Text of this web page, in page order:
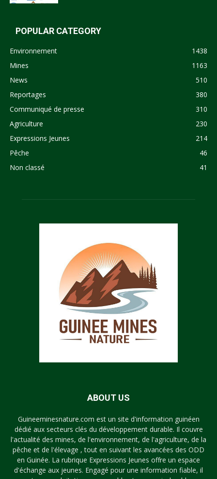
POPULAR CATEGORY
Environnement
1438
Mines
1163
News
510
Reportages
380
Communiqué de presse
310
Agriculture
230
Expressions Jeunes
214
Pêche
46
Non classé
41
ABOUT US
Guineeminesnature.com est un site d'information guinéen
dédié aux secteurs clés du développement durable. Il couvre
l'actualité des mines, de l'environnement, de l'agriculture, de la
pêche et de l'élevage , tout en suivant les avancées des ODD
en Guinée. La rubrique Expressions Jeunes offre un espace
d'échange aux jeunes. Engagé pour une information fiable, il